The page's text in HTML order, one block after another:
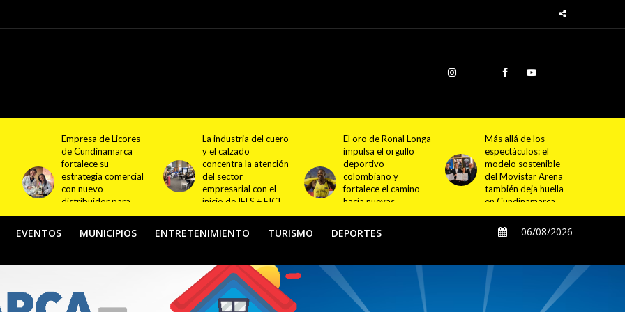
La industria del cuero
y el calzado
concentra la atención
del sector
empresarial con el
inicio de IFLS + EICI
2026
El oro de Ronal Longa
impulsa el orgullo
deportivo
colombiano y
fortalece el camino
hacia nuevas
generaciones de
Más allá de los
espectáculos: el
modelo sostenible
del Movistar Arena
también deja huella
en Cundinamarca
Morat ampliará sus
conciertos con una
experiencia inmersiva
que podrán disfrutar
todos visitantes de
Cundinamarca
EVENTOS MUNICIPIOS ENTRETENIMIENTO TURISMO DEPORTES 06/08/2026